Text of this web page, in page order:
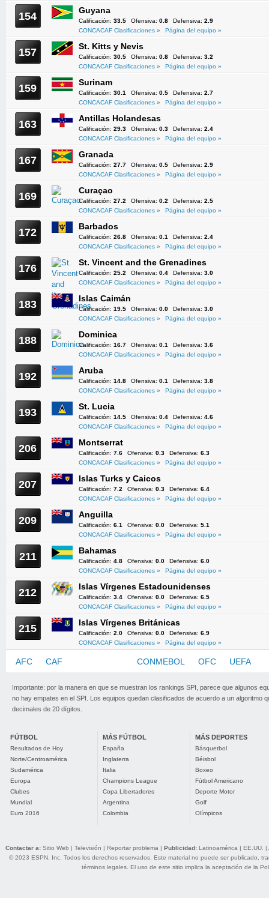
154 Guyana
Calificación: 33.5 Ofensiva: 0.8 Defensiva: 2.9
CONCACAF Clasificaciones »
Página del equipo »
157 St. Kitts y Nevis
Calificación: 30.5 Ofensiva: 0.8 Defensiva: 3.2
CONCACAF Clasificaciones »
Página del equipo »
159 Surinam
Calificación: 30.1 Ofensiva: 0.5 Defensiva: 2.7
CONCACAF Clasificaciones »
Página del equipo »
163 Antillas Holandesas
Calificación: 29.3 Ofensiva: 0.3 Defensiva: 2.4
CONCACAF Clasificaciones »
Página del equipo »
167 Granada
Calificación: 27.7 Ofensiva: 0.5 Defensiva: 2.9
CONCACAF Clasificaciones »
Página del equipo »
169 Curaçao
Calificación: 27.2 Ofensiva: 0.2 Defensiva: 2.5
CONCACAF Clasificaciones »
Página del equipo »
172 Barbados
Calificación: 26.8 Ofensiva: 0.1 Defensiva: 2.4
CONCACAF Clasificaciones »
Página del equipo »
176 St. Vincent and the Grenadines
Calificación: 25.2 Ofensiva: 0.4 Defensiva: 3.0
CONCACAF Clasificaciones »
Página del equipo »
183 Islas Caimán
Calificación: 19.5 Ofensiva: 0.0 Defensiva: 3.0
CONCACAF Clasificaciones »
Página del equipo »
188 Dominica
Calificación: 16.7 Ofensiva: 0.1 Defensiva: 3.6
CONCACAF Clasificaciones »
Página del equipo »
192 Aruba
Calificación: 14.8 Ofensiva: 0.1 Defensiva: 3.8
CONCACAF Clasificaciones »
Página del equipo »
193 St. Lucia
Calificación: 14.5 Ofensiva: 0.4 Defensiva: 4.6
CONCACAF Clasificaciones »
Página del equipo »
206 Montserrat
Calificación: 7.6 Ofensiva: 0.3 Defensiva: 6.3
CONCACAF Clasificaciones »
Página del equipo »
207 Islas Turks y Caicos
Calificación: 7.2 Ofensiva: 0.3 Defensiva: 6.4
CONCACAF Clasificaciones »
Página del equipo »
209 Anguilla
Calificación: 6.1 Ofensiva: 0.0 Defensiva: 5.1
CONCACAF Clasificaciones »
Página del equipo »
211 Bahamas
Calificación: 4.8 Ofensiva: 0.0 Defensiva: 6.0
CONCACAF Clasificaciones »
Página del equipo »
212 Islas Vírgenes Estadounidenses
Calificación: 3.4 Ofensiva: 0.0 Defensiva: 6.5
CONCACAF Clasificaciones »
Página del equipo »
215 Islas Vírgenes Británicas
Calificación: 2.0 Ofensiva: 0.0 Defensiva: 6.9
CONCACAF Clasificaciones »
Página del equipo »
AFC CAF CONMEBOL OFC UEFA
Importante: por la manera en que se muestran los rankings SPI, parece que algunos
no hay empates en el SPI. Los equipos quedan clasificados de acuerdo a un algoritmo
decimales de 20 dígitos.
FÚTBOL
Resultados de Hoy
Norte/Centroamérica
Sudamérica
Europa
Clubes
Mundial
Euro 2016
MÁS FÚTBOL
España
Inglaterra
Italia
Champions League
Copa Libertadores
Argentina
Colombia
MÁS DEPORTES
Básquetbol
Béisbol
Boxeo
Fútbol Americano
Deporte Motor
Golf
Olímpicos
Contactar a: Sitio Web | Televisión | Reportar problema | Publicidad: Latinoamérica | EE.UU. |
© 2023 ESPN, Inc. Todos los derechos reservados. Este material no puede ser publicado,
términos legales. El uso de este sitio implica la aceptación de la